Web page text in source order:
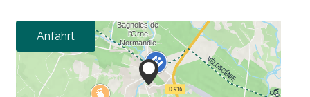
Anfahrt